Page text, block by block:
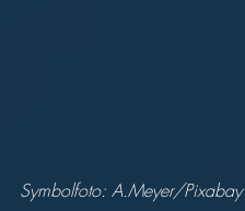
Symbolfoto: A.Meyer/Pixabay